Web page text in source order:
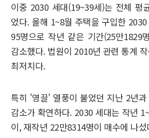
이중 2030 세대(19~39세)는 전체 평
었다. 올해 1~8월 주택을 구입한
95명으로 작년 같은 기간(25만1829
감소했다. 법원이 2010년 관련 통계
최저치다.
특히 '영끌' 열풍이 불었던 지난 2년
감소가 확연하다. 2030 세대는 작년
이, 재작년 22만8314명이 매수에 나섰